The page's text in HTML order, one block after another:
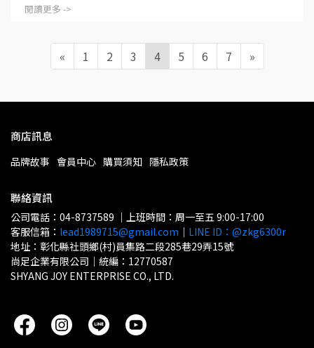
閱讀更多 ->
« 1 2 3 4 5 6 7 »
商店訊息
品牌故事 會員中心 購買須知 隱私政策
聯絡資訊
公司電話：04-8737589 ｜上班時間：周一至五 9:00-17:00
客服信箱： lead1989715@gmail.com ｜ LINE ID：@zkg6300r
地址：彰化縣社頭鄉(村)員集路二段285巷29弄15號
尚足企業有限公司｜統編：12770587
SHYANG JOY ENTERPRISE CO., LTD.